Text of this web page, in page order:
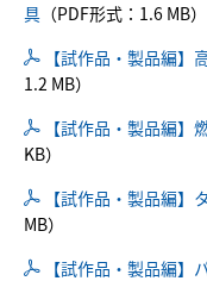
具 （PDF形式：1.6 MB）
【試作品・製品編
1.2 MB）
【試作品・製品編】
KB）
【試作品・製品編】
MB）
【試作品・製品編】